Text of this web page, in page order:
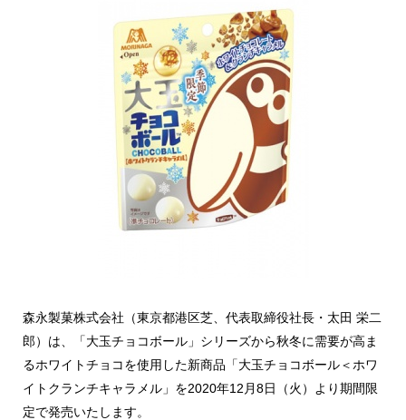
森永製菓株式会社（東京都港区芝、代表取締役社長・太田 栄二
郎）は、「大玉チョコボール」シリーズから秋冬に需要が高ま
るホワイトチョコを使用した新商品「大玉チョコボール＜ホワ
イトクランチキャラメル」を2020年12月8日（火）より期間限
定で発売いたします。